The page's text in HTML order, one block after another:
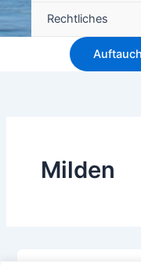
Rechtliches
Milden